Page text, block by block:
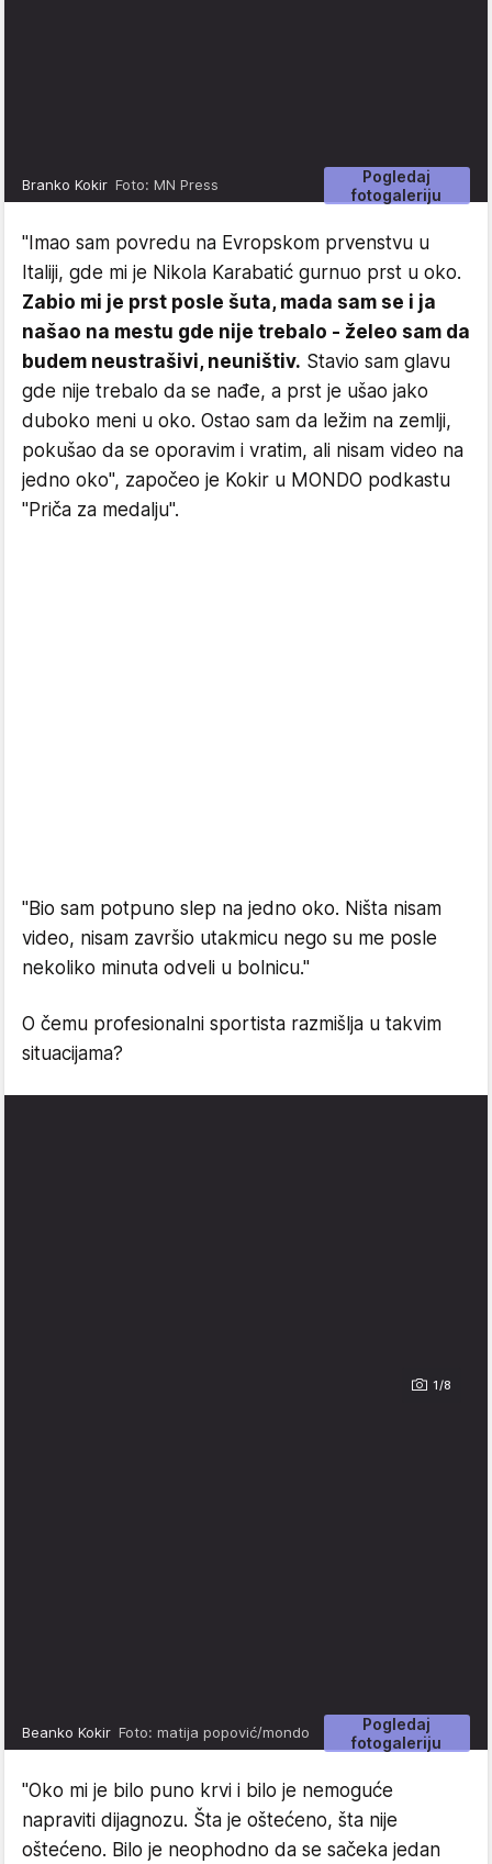
Pogledaj
fotogaleriju
Branko Kokir Foto: MN Press
"Imao sam povredu na Evropskom prvenstvu u
Italiji, gde mi je Nikola Karabatić gurnuo prst u oko.
Zabio mi je prst posle šuta, mada sam se i ja
našao na mestu gde nije trebalo - želeo sam da
budem neustrašivi, neuništiv. Stavio sam glavu
gde nije trebalo da se nađe, a prst je ušao jako
duboko meni u oko. Ostao sam da ležim na zemlji,
pokušao da se oporavim i vratim, ali nisam video na
jedno oko", započeo je Kokir u MONDO podkastu
"Priča za medalju".
"Bio sam potpuno slep na jedno oko. Ništa nisam
video, nisam završio utakmicu nego su me posle
nekoliko minuta odveli u bolnicu."
O čemu profesionalni sportista razmišlja u takvim
situacijama?
1/8
Pogledaj
fotogaleriju
Beanko Kokir Foto: matija popović/mondo
"Oko mi je bilo puno krvi i bilo je nemoguće
napraviti dijagnozu. Šta je oštećeno, šta nije
oštećeno. Bilo je neophodno da se sačeka jedan